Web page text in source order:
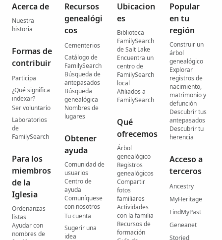
en el
templ
o.
Acerca de
Nuestra
historia
Formas de
contribuir
Participa
¿Qué significa
indexar?
Ser voluntario
Laboratorios
de
FamilySearch
Para los
miembros
de la
Iglesia
Ordenanzas
listas
Ayudar con
nombres de
Recursos
genealógi
cos
Cementerios
Catálogo de
FamilySearch
Búsqueda de
antepasados
Búsqueda
genealógica
Nombres de
lugares
Obtener
ayuda
Comunidad de
usuarios
Centro de
ayuda
Comuníquese
con nosotros
Tu cuenta
Sugerir una
idea
Ubicacion
es
Biblioteca
FamilySearch
de Salt Lake
Encuentra un
centro de
FamilySearch
local
Afiliados a
FamilySearch
Qué
ofrecemos
Árbol
genealógico
Registros
genealógicos
Compartir
fotos
familiares
Actividades
con la familia
Recursos de
formación
Popular
en tu
región
Construir un
árbol
genealógico
Explorar
registros de
nacimiento,
matrimonio y
defunción
Descubrir tus
antepasados
Descubrir tu
herencia
Acceso a
terceros
Ancestry
MyHeritage
FindMyPast
Geneanet
Storied